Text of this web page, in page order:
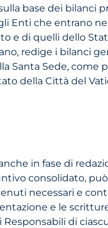
base dei bilanci
Enti che entrano
e di quelli dello
redige i bilanci
Santa Sede, come
della Città del
in fase di
consolidato,
necessari e
e le
di